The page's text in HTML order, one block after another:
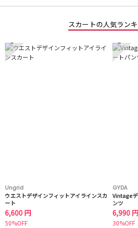
スカートの人気ラン
1
Ungrid
ウエストデザインフィットアイラインスカ
ート
6,600 円
50%OFF
2
GYDA
Vintage
ンツ
6,990 円
30%OFF